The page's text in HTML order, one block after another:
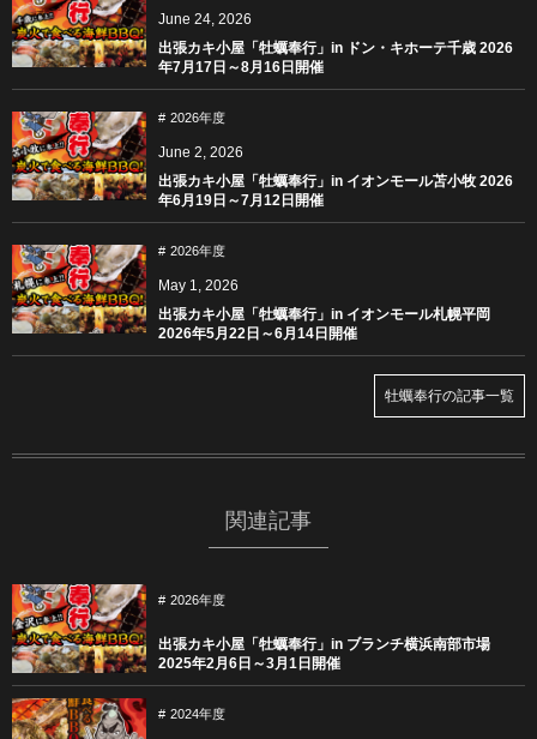
June 24 2026
出張カキ小屋「牡蠣奉行」in ドン・キホーテ千歳 2026
年7月17日～8月16日開催
2026年度
June 2 2026
出張カキ小屋「牡蠣奉行」in イオンモール苫小牧 2026
年6月19日～7月12日開催
2026年度
May 1
2026
出張カキ小屋「牡蠣奉行」in イオンモール札幌平岡
2026年5月22日～6月14日開催
牡蠣奉行の記事一覧
関連記事
2026年度
出張カキ小屋「牡蠣奉行」in ブランチ横浜南部市場
2025年2月6日～3月1日開催
2024年度